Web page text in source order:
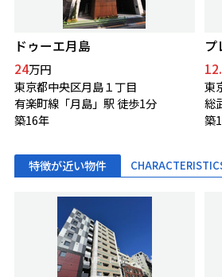
ドゥーエ月島
24万円
東京都中央区月島１丁目
有楽町線「月島」駅 徒歩1分
築16年
プ
東
総
築
特徴が近い物件